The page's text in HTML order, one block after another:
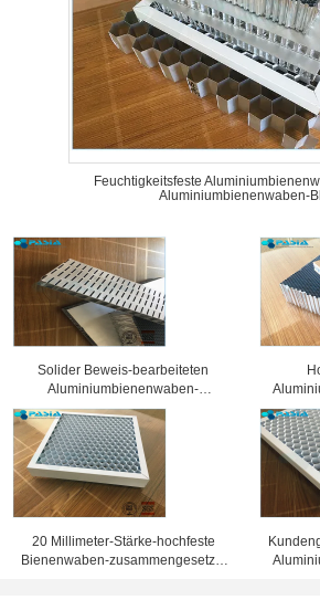
Feuchtigkeitsfeste
Aluminiumbienenwaben-
Solider Beweis-bearbeiteten
Aluminiumbienenwaben-
Sandwich-Platten
Oberflächenbehandlung
20 Millimeter-Stärke-hochfeste
Bienenwaben-zusammengesetzte